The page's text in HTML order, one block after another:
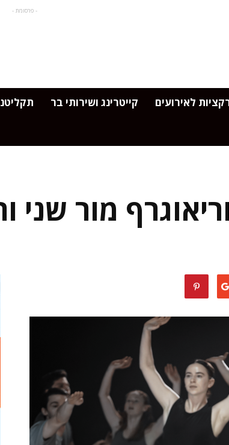
- פרסומת -
לאירועים קייטרינג ושירותי בר
מור שני